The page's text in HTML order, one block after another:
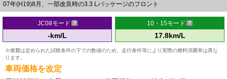
07年(H19)8月、一部改良時の3.3 Lパッケージのフロント
JC08モード
-km/L
10・15モード
17.8km/L
※燃費は定められた試験条件の下での数値のため、走行条件等により実際の燃料消費率は異な
ります。
車両価格を改定